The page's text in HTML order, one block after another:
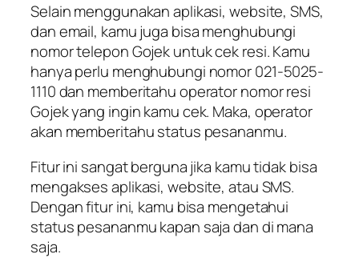
Selain menggunakan aplikasi, website, SMS,
dan email, kamu juga bisa menghubungi
nomor telepon Gojek untuk cek resi. Kamu
hanya perlu menghubungi nomor 021-5025-
1110 dan memberitahu operator nomor resi
Gojek yang ingin kamu cek. Maka, operator
akan memberitahu status pesananmu.
Fitur ini sangat berguna jika kamu tidak bisa
mengakses aplikasi, website, atau SMS.
Dengan fitur ini, kamu bisa mengetahui
status pesananmu kapan saja dan di mana
saja.